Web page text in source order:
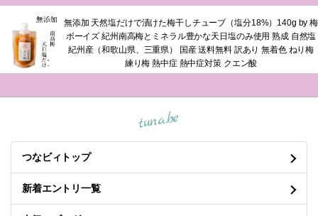
無添加 天然塩だけで漬けた梅干しチューブ（塩分18%）140g by 梅
ボーイズ 紀州南高梅とミネラル豊かな天日塩のみ使用 熟成 自然塩
紀州産（和歌山県、三重県） 国産 送料無料 訳あり 無着色 ねり梅
練り梅 熱中症 熱中症対策 クエン酸
tuna.be
つなビィトップ
新着エントリ一覧